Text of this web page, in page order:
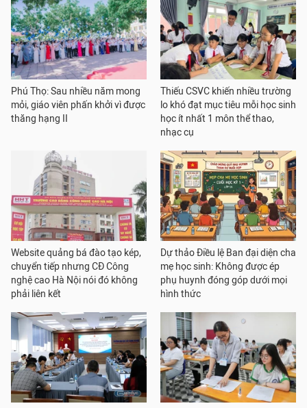
Phú Thọ: Sau nhiều năm mong
mỏi, giáo viên phấn khởi vì được
thăng hạng II
Thiếu CSVC khiến nhiều trường
lo khó đạt mục tiêu mỗi học sinh
học ít nhất 1 môn thể thao,
nhạc cụ
Website quảng bá đào tạo kép,
chuyển tiếp nhưng CĐ Công
nghệ cao Hà Nội nói đó không
phải liên kết
Dự thảo Điều lệ Ban đại diện cha
mẹ học sinh: Không được ép
phụ huynh đóng góp dưới mọi
hình thức